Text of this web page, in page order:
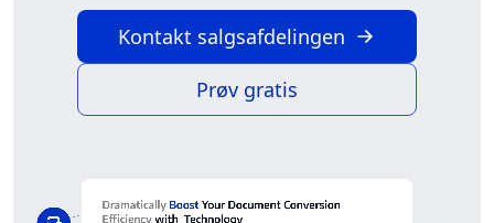
Kontakt salgsafdelingen
Prøv gratis